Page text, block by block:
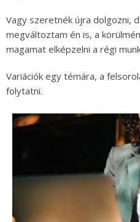
Vagy szeretnék újra dolgozni,
megváltoztam én is, a
magamat elképzelni a régi
Variációk egy témára, a
folytatni.